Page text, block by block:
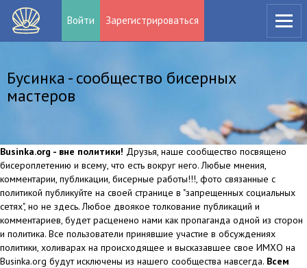
Войти Зарегистрироваться
Бусинка - сообщество бисерных
мастеров
Businka.org - вне политики! Друзья, наше сообщество посвящено
бисероплетению и всему, что есть вокруг него. Любые мнения,
комментарии, публикации, бисерные работы!!!, фото связанные с
политикой публикуйте на своей странице в "запрещенных социальных
сетях", но не здесь. Любое двоякое толкование публикаций и
комментариев, будет расценено нами как пропаганда одной из сторон
и политика. Все пользователи принявшие участие в обсуждениях
политики, холиварах на происходящее и высказавшее свое ИМХО на
Businka.org будут исключены из нашего сообщества навсегда. Всем